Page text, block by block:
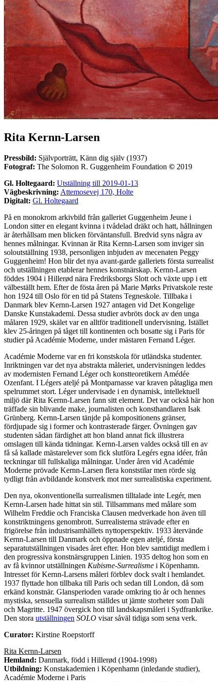
Rita Kernn-Larsen
Pressbild: Självporträtt, Känn dig själv (1937)
Fotograf: The Solomon R. Guggenheim Foundation © 2019
Gl. Holtegaard: Utställning till 2019-01-13
Vägbeskrivning: Attemosevej 170, Holte
Digitalt: Gl. Holtegaard
På en monokrom arkivbild från galleriet Guggenheim Jeune i
London sitter en elegant kvinna i tvådelad dräkt och hatt, hållningen
är återhållsam men blicken förväntansfull. Bredvid syns några av
hennes målningar. Kvinnan är Rita Kernn-Larsen som inviger sin
soloutställning 1938, personligen inbjuden av mecenaten Peggy
Guggenheim! Hon blir det nya avant-garde galleriets första surrealist
och utställningen etablerar hennes konstnärskap. Kernn-Larsen
föddes 1904 i Hillerød nära Fredriksborgs Slott och växte upp i ett
välbeställt hem. Efter de fösta åren på Marie Mørks Privatskole reste
hon 1924 till Oslo för en tid på Statens Tegneskole. Tillbaka i
Danmark blev Kernn-Larsen 1927 antagen vid Det Kongelige
Danske Kunstakademi. Dessa studier avbröts dock av den unga
målaren 1929, skälet var en alltför traditionell undervisning. Istället
klev 25-åringen på tåget till kontinenten och bosatte sig i Paris för
studier på Académie Moderne, under mästaren Fernand Léger.
Académie Moderne var en fri konstskola för utländska studenter.
Inriktningen var det nya abstrakta måleriet, undervisningen leddes
av modernisten Fernand Léger och konstteoretikern Amédée
Ozenfant. I Légers ateljé på Montparnasse var kraven påtagliga men
spelrummet stort. Léger undervisade i en dynamisk, intellektuell
miljö där Rita Kernn-Larsen fann sitt element. Det var också här hon
träffade sin blivande make, journalisten och konsthandlaren Isak
Grünberg. Kernn-Larsen tänjde på kompositionens gränser,
fördjupade sig i former och kontrasterade färger. Övningen gav
studenten sådan färdighet att hon bland annat fick illustrera
omslagen till kända tidningar. Kernn-Larsen valdes också till en av
få så kallade mästarelever som fick slutföra Legérs egna idéer, från
teckningar till fullskaliga målningar. Under åren vid Académie
Moderne prövade Kernn-Larsen flera konststilar men rörde sig
tydligt från avbildande konstverk mot mer surrealistiska experiment.
Den nya, okonventionella surrealismen tilltalade inte Legér, men
Kernn-Larsen hade hittat sin stil. Tillsammans med målare som
Wilhelm Freddie och Franciska Clausen medverkade hon även till
konstriktningens genombrott. Surrealisterna strävade efter en
frigörelse från industrisamhällets nyttoperspektiv. 1933 återvände
Kernn-Larsen till Danmark och öppnade egen ateljé, första
separatutställningen visades året efter. Hon blev samtidigt medlem i
den progressiva konstnärsgruppen Linien. 1935 deltog hon som en
av få kvinnor utställningen Kubisme-Surrealisme i Köpenhamn.
Intresset för Kernn-Larsens måleri förblev dock svalt i hemlandet.
1937 flyttade hon tillbaka till Paris och sedan till London, då som
erkänd konstnär. Glansperioden varade omkring tio år och hennes
mystiska, sensuella surrealism ställdes ut jämte storheter som Dali
och Magritte. 1947 övergick hon till landskapsmåleri i Sydfrankrike.
Den stora utställningen SOLO visar såväl tidiga som sena verk.
Curator: Kirstine Roepstorff
Rita Kernn-Larsen
Hemland: Danmark, född i Hillerød (1904-1998)
Utbildning: Konstakademien i Köpenhamn (inledande studier),
Académie Moderne i Paris